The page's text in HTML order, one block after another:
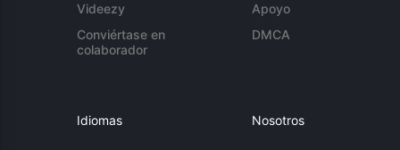
Videezy
Conviértase en
colaborador
Apoyo
DMCA
Idiomas Nosotros